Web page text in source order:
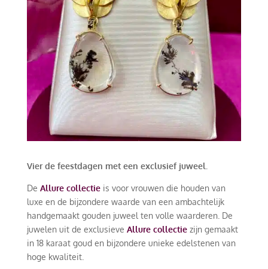
Vier de feestdagen met een exclusief juweel.
De Allure collectieis voor vrouwen die houden van
luxe en de bijzondere waarde van een ambachtelijk
handgemaakt gouden juweel ten volle waarderen. De
juwelen uit de exclusieve Allure collectie zijn gemaakt
in 18 karaat goud en bijzondere unieke edelstenen van
hoge kwaliteit.